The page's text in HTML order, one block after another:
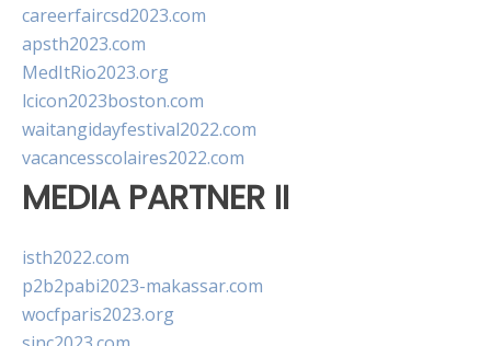
careerfaircsd2023.com
apsth2023.com
MedItRio2023.org
lcicon2023boston.com
waitangidayfestival2022.com
vacancesscolaires2022.com
MEDIA PARTNER II
isth2022.com
p2b2pabi2023-makassar.com
wocfparis2023.org